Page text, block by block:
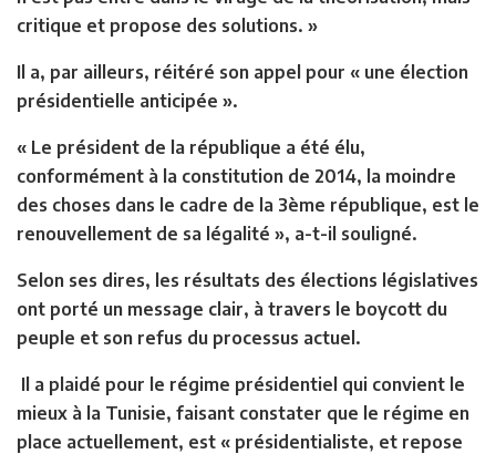
critique et propose des solutions. »
Il a, par ailleurs, réitéré son appel pour « une élection
présidentielle anticipée ».
« Le président de la république a été élu,
conformément à la constitution de 2014, la moindre
des choses dans le cadre de la 3ème république, est le
renouvellement de sa légalité », a-t-il souligné.
Selon ses dires, les résultats des élections législatives
ont porté un message clair, à travers le boycott du
peuple et son refus du processus actuel.
Il a plaidé pour le régime présidentiel qui convient le
mieux à la Tunisie, faisant constater que le régime en
place actuellement, est « présidentialiste, et repose